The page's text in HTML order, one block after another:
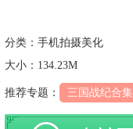
分类：手机拍摄美化
大小：134.23M
推荐专题： 三国战纪合集